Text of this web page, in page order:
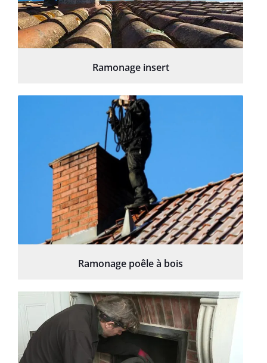
Ramonage insert
Ramonage poêle à bois